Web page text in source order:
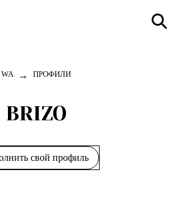
WA → ПРОФИЛИ
BRIZO
свой профиль